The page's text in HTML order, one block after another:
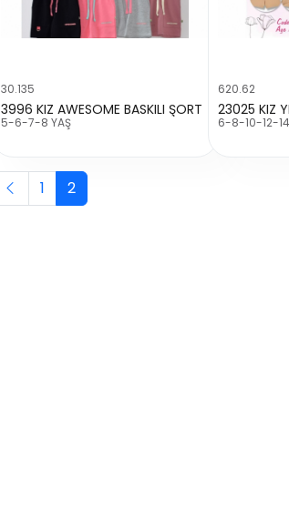
30.135
3996 KIZ AWESOME BASKILI ŞORT
5-6-7-8 YAŞ
620.62
23025 KIZ
6-8-10-12-14
1 2